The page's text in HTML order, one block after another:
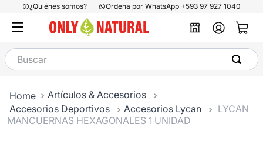
¿Quiénes somos? Ordena por WhatsApp +593 97 927 1040
Buscar
Artículos & Accesorios
Accesorios Deportivos
Accesorios Lycan
LYCAN
MANCUERNAS HEXAGONALES 1 UNIDAD